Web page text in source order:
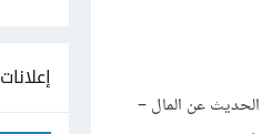
الحديث عن المال –
إعلانات